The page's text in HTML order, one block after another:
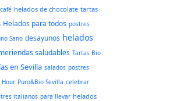
café helados de chocolate tartas
Helados para todos postres
Sano desayunos helados
saludables Tartas Bio
en Sevilla salados postres
Hour Puro&Bio Sevilla celebrar
italianos para llevar helados